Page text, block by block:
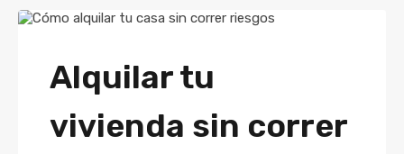
Alquilar tu
vivienda sin correr